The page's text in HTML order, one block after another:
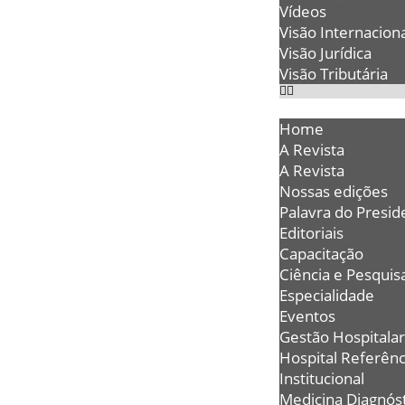
Vídeos
Visão
Visão Jurídica
Visão Tributária
Home
A Revista
A Revista
Nossas edições
Palavra do
Editoriais
Capacitação
Ciência e
Especialidade
Eventos
Gestão Hospitalar
Hospital
Institucional
Medicina